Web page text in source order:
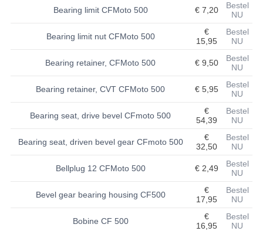
KETTING EN TANDWIELEN
KOEL SYSTEEM
MOTOR
REM SYSTEEM
SCHOKBREKERS
STUUR INRICHTING
Bearing limit CFMoto 500 € 7,20
Bestel
NU
Bearing limit nut CFMoto 500
€
15,95
Bestel
NU
Bearing retainer, CFMoto 500 € 9,50
Bestel
NU
Bearing retainer, CVT CFMoto 500 € 5,95
Bestel
NU
Bearing seat, drive bevel CFmoto 500
€
54,39
Bestel
NU
Bearing seat, driven bevel gear CFmoto 500
€
32,50
Bestel
NU
Bellplug 12 CFMoto 500 € 2,49
Bestel
NU
Bevel gear bearing housing CF500
€
17,95
Bestel
NU
Bobine CF 500
€
16,95
Bestel
NU